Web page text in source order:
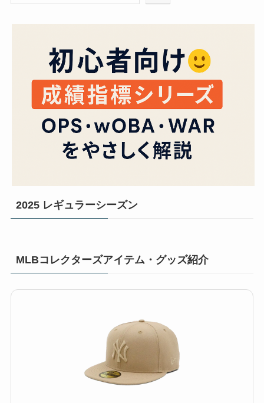
2025 レギュラーシーズン
MLBコレクターズアイテム・グッズ紹介